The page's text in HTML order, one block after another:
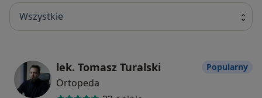
Wszystkie
lek. Tomasz Turalski
Ortopeda
Popularny